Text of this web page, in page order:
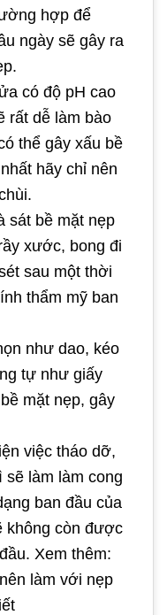
hợp để
ngày sẽ gây ra
có độ pH cao
rất dễ làm bào
thể gây xấu bề
hãy chỉ nên
sát bề mặt nẹp
xước, bong đi
sau một thời
thẩm mỹ ban
như dao, kéo
tự như giấy
mặt nẹp, gây
việc tháo dỡ,
sẽ làm làm cong
ban đầu của
không còn được
Xem thêm:
làm với nẹp